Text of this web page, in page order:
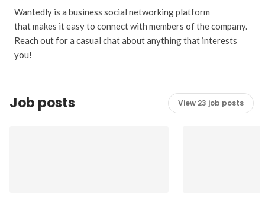
Wantedly is a business social networking platform
that makes it easy to connect with members of the company.
Reach out for a casual chat about anything that interests
you!
Job posts View 23 job posts